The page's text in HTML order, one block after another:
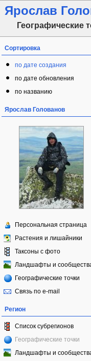
Ярослав
Географические
Сортировка
по дате создания
по дате обновления
по названию
Ярослав Голованов
Персональная страница
Растения и лишайники
Таксоны с фото
Ландшафты и
Географические точки
Связь по e-mail
Регион
Список субрегионов
Географические точки
Ландшафты и